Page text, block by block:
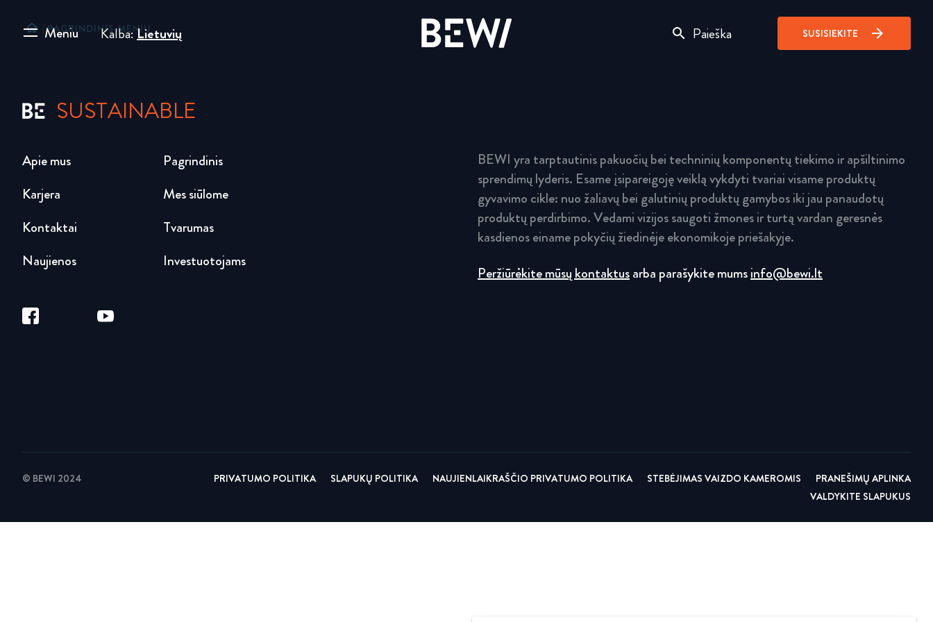
Meniu Kalba:Lietuvių
Daugiasluoksnės plokštės
Ataskaitos ir pristatymai
search SUSISIEKITE arrow_forward
home PAGRINDINIS MENIU
SUSTAINABLE
Pagrindinis
Mes siūlome
Tvarumas
Investuotojams
Karjera
Kontaktai
Naujienos
Apie mus
BEWI yra tarptautinis pakuočių bei techninių komponentų tiekimo ir apšiltinimo
sprendimų lyderis. Esame įsipareigoję veiklą vykdyti tvariai visame produktų
gyvavimo cikle: nuo žaliavų bei galutinių produktų gamybos iki jau panaudotų
produktų perdirbimo. Vedami vizijos saugoti žmones ir turtą vardan geresnės
kasdienos einame pokyčių žiedinėje ekonomikoje priešakyje.
Peržiūrėkite mūsų kontaktusarba parašykite mumsinfo@bewi.lt
© BEWI 2024 PRIVATUMO POLITIKA SLAPUKŲ POLITIKA NAUJIENLAIKRAŠČIO PRIVATUMO POLITIKA STEBĖJIMAS VAIZDO KAMEROMIS
PRANEŠIMŲ APLINKA
VALDYKITE SLAPUKUS